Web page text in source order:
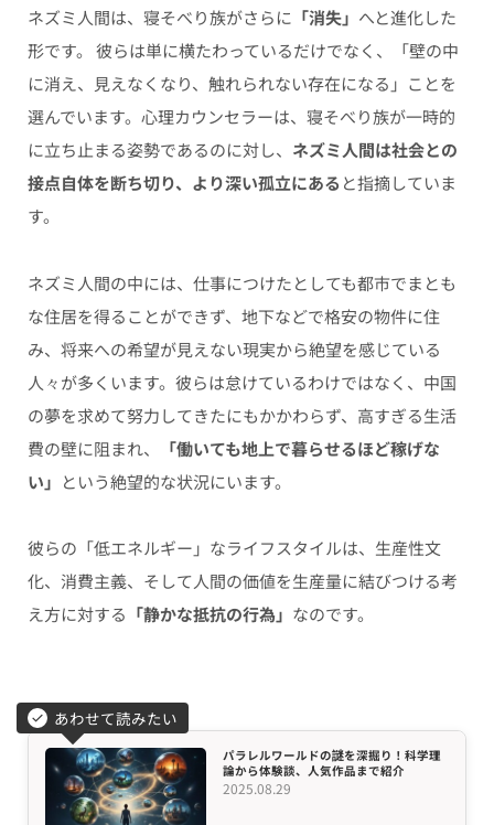
ネズミ人間は、寝そべり族がさらに 「消失」 へと進化した
形です。 彼らは単に横たわっているだけでなく、「壁の中
に消え、見えなくなり、触れられない存在になる」ことを
選んでいます。心理カウンセラーは、寝そべり族が一時的
に立ち止まる姿勢であるのに対し、 ネズミ人間は社会との
接点自体を断ち切り、より深い孤立にある と指摘していま
す。
ネズミ人間の中には、仕事につけたとしても都市でまとも
な住居を得ることができず、地下などで格安の物件に住
み、将来への希望が見えない現実から絶望を感じている
人々が多くいます。彼らは怠けているわけではなく、中国
の夢を求めて努力してきたにもかかわらず、高すぎる生活
費の壁に阻まれ、
「働いても地上で暮らせるほど稼げな
い」 という絶望的な状況にいます。
彼らの「低エネルギー」なライフスタイルは、生産性文
化、消費主義、そして人間の価値を生産量に結びつける考
え方に対する 「静かな抵抗の行為」 なのです。
あわせて読みたい
パラレルワールドの謎を深掘り！科学理
論から体験談、人気作品まで紹介
2025.08.29